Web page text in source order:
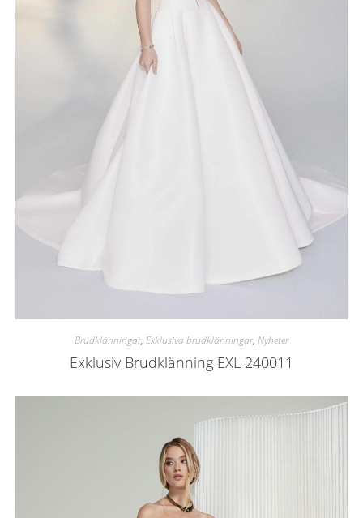
Brudklänningar, Exklusiva brudklänningar, Nyheter
Exklusiv Brudklänning EXL 240011